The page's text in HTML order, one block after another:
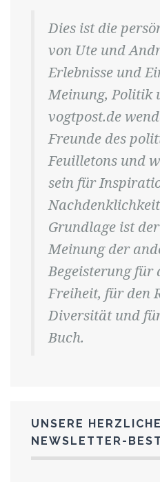
Dies ist die
von Ute und
Erlebnisse und
Meinung, Politik
vogtpost.de
Freunde des
Feuilletons und
sein für
Grundlage ist
Meinung der
Begeisterung für
Freiheit, für den
Diversität und
Buch.
UNSERE
NEWSLETTER-